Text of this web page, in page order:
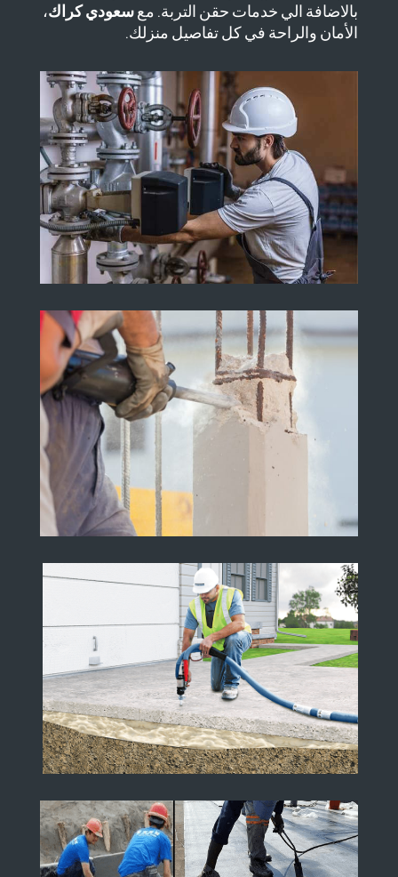
بالاضافة الي خدمات حقن التربة. مع سعودي كراك،
الأمان والراحة في كل تفاصيل منزلك.